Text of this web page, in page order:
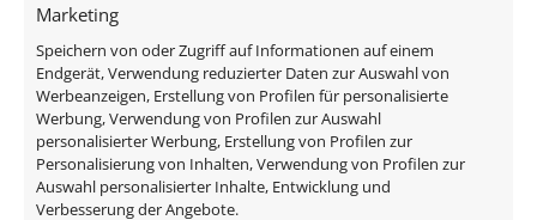
Marketing
Speichern von oder Zugriff auf Informationen auf einem
Endgerät, Verwendung reduzierter Daten zur Auswahl von
Werbeanzeigen, Erstellung von Profilen für personalisierte
Werbung, Verwendung von Profilen zur Auswahl
personalisierter Werbung, Erstellung von Profilen zur
Personalisierung von Inhalten, Verwendung von Profilen zur
Auswahl personalisierter Inhalte, Entwicklung und
Verbesserung der Angebote.
Marke / Hersteller
Luxvenum